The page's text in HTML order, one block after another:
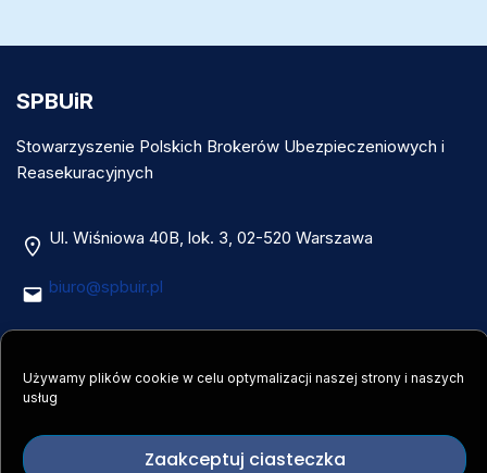
Używamy plików cookie w celu optymalizacji naszej strony i naszych
usług
Zaakceptuj ciasteczka
SPBUiR
Stowarzyszenie Polskich Brokerów Ubezpieczeniowych i
Reasekuracyjnych
Ul. Wiśniowa 40B, lok. 3, 02-520 Warszawa
biuro@spbuir.pl
Pełna lista danych kontaktowych –kliknij tutaj
NIP 5252019332
Nr konta: 94 1020 1156 0000 7802 0006 8163